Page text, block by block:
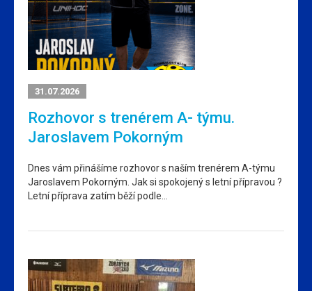
31.07.2026
Rozhovor s trenérem A- týmu.
Jaroslavem Pokorným
Dnes vám přinášíme rozhovor s naším trenérem A-týmu
Jaroslavem Pokorným. Jak si spokojený s letní přípravou ?
Letní příprava zatím běží podle…